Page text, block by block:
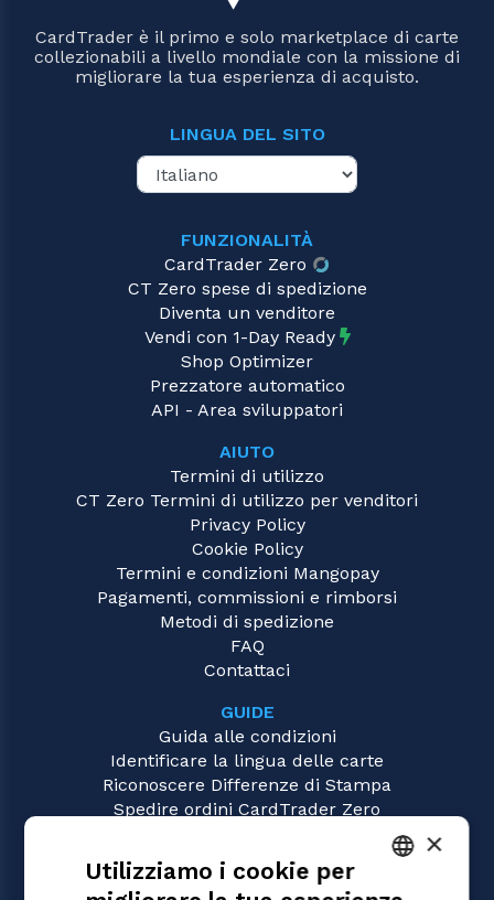
CardTrader è il primo e solo marketplace di carte
collezionabili a livello mondiale con la missione di
migliorare la tua esperienza di acquisto.
LINGUA DEL SITO
FUNZIONALITÀ
CardTrader Zero
CT Zero spese di spedizione
Diventa un venditore
Vendi con 1-Day Ready
Shop Optimizer
Prezzatore automatico
API - Area sviluppatori
AIUTO
Termini di utilizzo
CT Zero Termini di utilizzo per venditori
Privacy Policy
Cookie Policy
Termini e condizioni Mangopay
Pagamenti, commissioni e rimborsi
Metodi di spedizione
FAQ
Contattaci
GUIDE
Guida alle condizioni
Identificare la lingua delle carte
Riconoscere Differenze di Stampa
Spedire ordini CardTrader Zero
GIOCHI
×
Utilizziamo i cookie per